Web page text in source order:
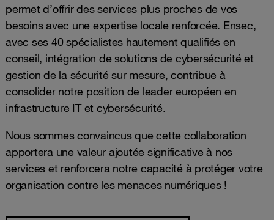
permet d’offrir des services plus proches de vos
besoins avec une expertise locale renforcée. Ensec,
avec ses 40 spécialistes hautement qualifiés en
conseil, intégration de solutions de cybersécurité et
gestion de la sécurité sur mesure, contribue à
consolider notre position de leader européen en
infrastructure IT et cybersécurité.
Nous sommes convaincus que cette collaboration
apportera une valeur ajoutée significative à nos
services et renforcera notre capacité à protéger votre
organisation contre les menaces numériques !